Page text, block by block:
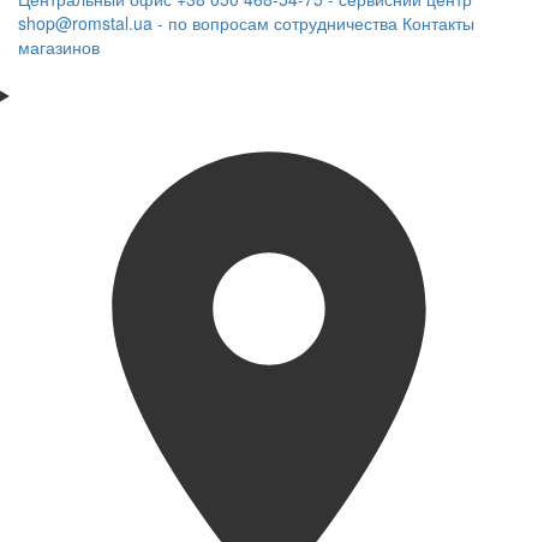
shop@romstal.ua - по вопросам сотрудничества Контакты
магазинов